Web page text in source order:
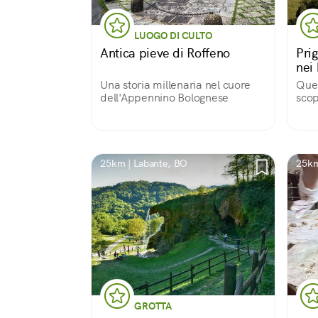
LUOGO DI CULTO
Antica pieve di Roffeno
Una storia millenaria nel cuore
dell'Appennino Bolognese
nei
25km | Labante, BO
GROTTA